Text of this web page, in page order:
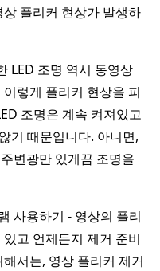
플리커 현상가 발생하
LED 조명 역시 동영상
렇게 플리커 현상을 피
조명은 계속 켜져있고
기 때문입니다. 아니면,
변광만 있게끔 조명을
사용하기 - 영상의 플리
고 언제든지 제거 준비
서는, 영상 플리커 제거